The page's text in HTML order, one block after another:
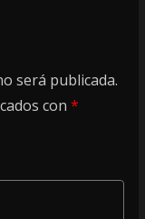
será publicada.
con *